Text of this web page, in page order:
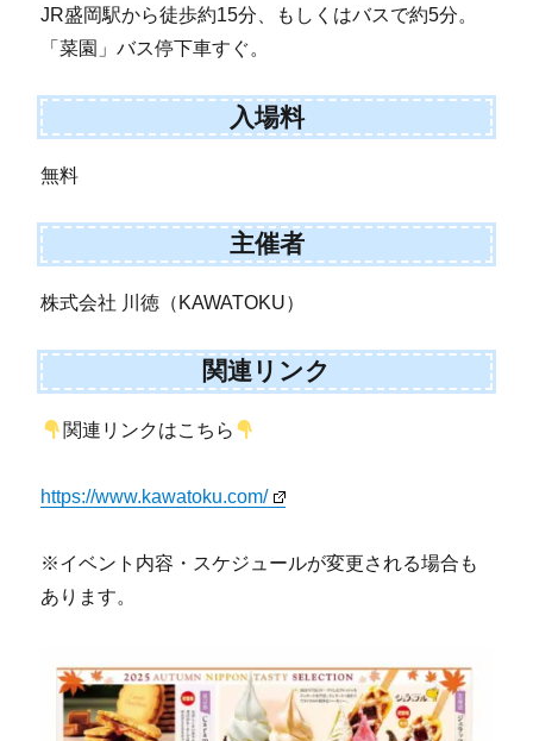
JR盛岡駅から徒歩約15分、もしくはバスで約5分。
「菜園」バス停下車すぐ。
入場料
無料
主催者
株式会社 川徳（KAWATOKU）
関連リンク
関連リンクはこちら
https://www.kawatoku.com/
※イベント内容・スケジュールが変更される場合も
あります。